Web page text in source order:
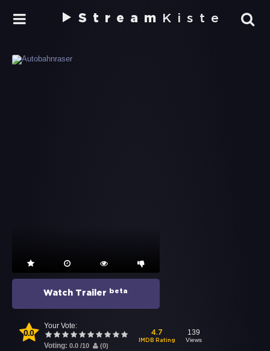
Stream Kiste
Watch Trailer beta
0.0
Your Vote:
Voting: 0.0 /10 (0)
4.7
IMDB Rating
139
Views